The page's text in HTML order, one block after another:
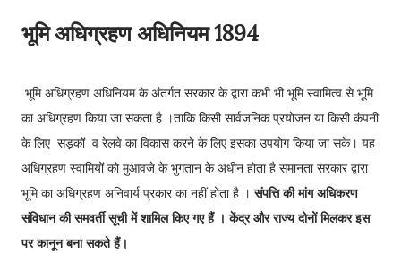
भूमि अधिग्रहण अधिनियम 1894
भूमि अधिग्रहण अधिनियम के अंतर्गत सरकार के द्वारा कभी भी भूमि स्वामित्व से भूमि
का अधिग्रहण किया जा सकता है ।ताकि किसी सार्वजनिक प्रयोजन या किसी कंपनी
के लिए सड़कों व रेलवे का विकास करने के लिए इसका उपयोग किया जा सके। यह
अधिग्रहण स्वामियों को मुआवजे के भुगतान के अधीन होता है समानता सरकार द्वारा
भूमि का अधिग्रहण अनिवार्य प्रकार का नहीं होता है ।संपत्ति की मांग अधिकरण
संविधान की समवर्ती सूची में शामिल किए गए हैं । केंद्र और राज्य दोनों मिलकर इस
पर कानून बना सकते हैं।